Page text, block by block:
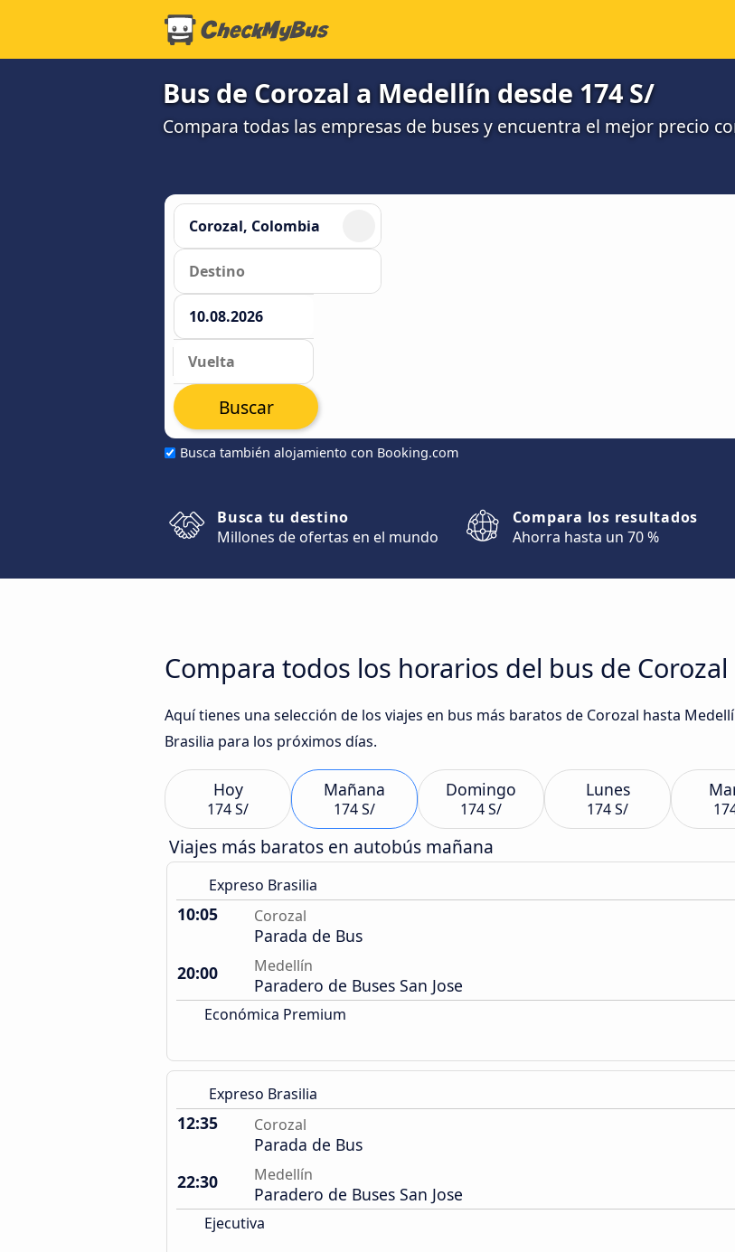
Bus de Corozal a Medellín desde 174 S/
Compara todas las empresas de buses y encuentra el mejor precio
Busca también alojamiento con Booking.com
Buscar
Busca tu destino
Millones de ofertas en el mundo
Compara los resultados
Ahorra hasta un 70 %
Compara todos los horarios del bus de
Aquí tienes una selección de los viajes en bus más baratos de Corozal hasta
Brasilia para los próximos días.
Hoy
174 S/
Mañana
174 S/
Domingo
174 S/
Lunes
174 S/
Viajes más baratos en autobús mañana
Expreso Brasilia
10:05 Corozal
Parada de Bus
20:00
Medellín
Paradero de Buses San Jose
Económica Premium
Expreso Brasilia
12:35 Corozal
Parada de Bus
22:30
Medellín
Paradero de Buses San Jose
Ejecutiva